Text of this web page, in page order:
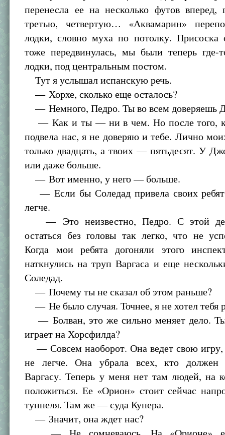
перенесла ее на несколько футов вперед,
третью, четвертую… «Аквамарин»
лодки, словно муха по потолку.
тоже передвинулась, мы были теперь где-
лодки, под центральным постом.
Тут я услышал испанскую речь.
— Хорхе, сколько еще осталось?
— Немного, Педро. Ты во всем доверяешь
— Как и ты — ни в чем. Но после того,
подвела нас, я не доверяю и тебе. Лично
только двадцать, а твоих — пятьдесят. У
или даже больше.
— Вот именно, у него — больше.
— Если бы Соледад привела своих
легче.
— Это неизвестно, Педро. С этой
остаться без головы так легко, что не
Когда мои ребята догоняли этого
наткнулись на труп Варгаса и еще
Соледад.
— Почему ты не сказал об этом раньше?
— Не было случая. Точнее, я не хотел тебя
— Болван, это же сильно меняет дело.
играет на Хорсфилда?
— Совсем наоборот. Она ведет свою игру,
не легче. Она убрала всех, кто должен
Варгасу. Теперь у меня нет там людей, на
положиться. Ее «Орион» стоит сейчас
туннеля. Там же — суда Купера.
— Значит, она ждет нас?